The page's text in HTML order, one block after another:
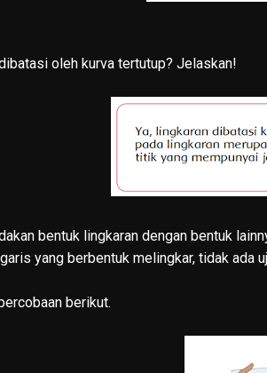
oleh kurva tertutup? Jelaskan!
bentuk lingkaran dengan bentuk
yang berbentuk melingkar, tidak ada
berikut.